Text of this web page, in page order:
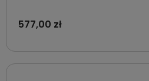
577,00 zł